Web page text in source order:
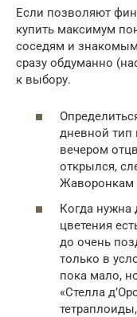
Если позволяют
купить максимум
соседям и
сразу обдуманно
к выбору.
дневной тип
вечером
открылся,
Жаворонкам
Когда нужна
цветения
до очень
только в
пока мало,
«Стелла